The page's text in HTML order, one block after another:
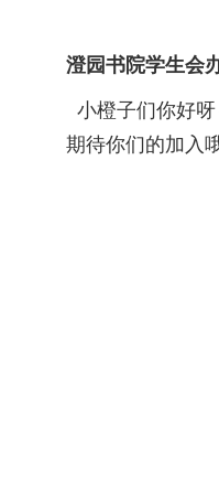
澄园书院学生会
小橙子们你好
期待你们的加入